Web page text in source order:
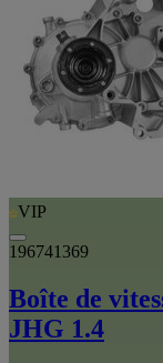
VIP
196741369
Boîte de
JHG 1.4